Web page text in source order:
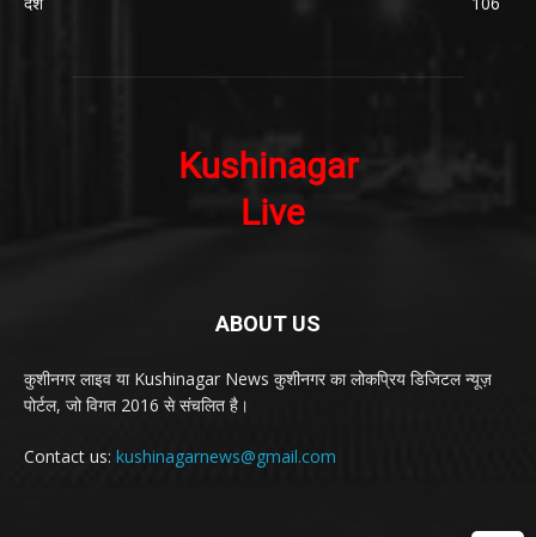
ABOUT US
कुशीनगर लाइव या Kushinagar News कुशीनगर का लोकप्रिय डिजिटल न्यूज़
पोर्टल, जो विगत 2016 से संचलित है।
Contact us: kushinagarnews@gmail.com